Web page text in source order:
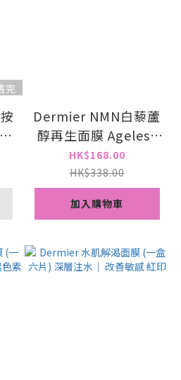
完
Dermier NMN白藜蘆
醇再生面膜 Ageless
NMN Resveratrol
Face Mask (一盒六片)
HK$168.00
HK$338.00
加入購物車